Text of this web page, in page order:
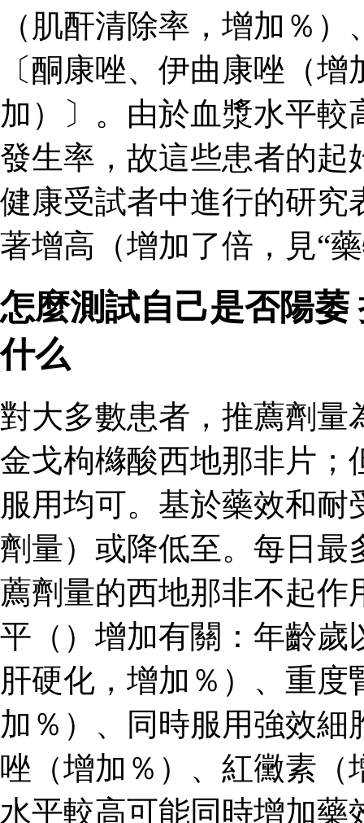
（肌酐清除率，增加％
〔酮康唑、伊曲康唑（
加）〕。由於血漿水平
發生率，故這些患者的起
健康受試者中進行的研究
著增高（增加了倍，見“
怎麼測試自己是否陽
什么
對大多數患者，推薦劑量
金戈枸櫞酸西地那非片；
服用均可。基於藥效和
劑量）或降低至。每日最
薦劑量的西地那非不起作
平（）增加有關：年齡歲
肝硬化，增加％）、重
加％）、同時服用強效
唑（增加％）、紅黴素（
水平較高可能同時增加藥